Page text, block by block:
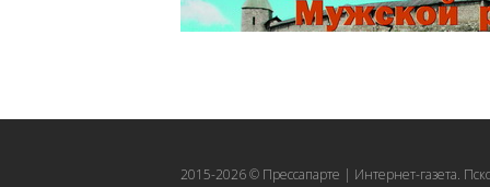
2015-2026 © Прессапарте | Интернет-газета.